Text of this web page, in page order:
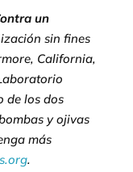
un
sin fines
California,
de los dos
y ojivas
más
.